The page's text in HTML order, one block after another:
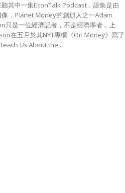
其中一集EconTalk Podcast，該集是由
，Planet Money的創辦人之一Adam
是一位經濟記者，不是經濟學者，上
在五月於其NYT專欄《On Money》寫了
Us About the...